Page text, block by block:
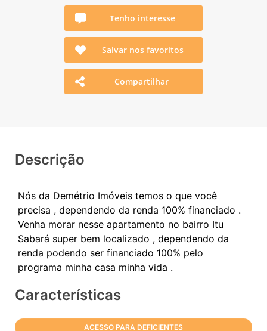
Tenho interesse
Salvar nos favoritos
Compartilhar
Descrição
Nós da Demétrio Imóveis temos o que você
precisa , dependendo da renda 100% financiado .
Venha morar nesse apartamento no bairro Itu
Sabará super bem localizado , dependendo da
renda podendo ser financiado 100% pelo
Características
ACESSO PARA DEFICIENTES